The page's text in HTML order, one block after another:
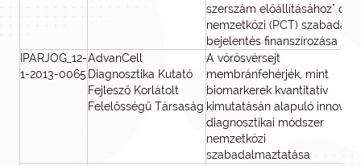
szerszám előállításához" c.
nemzetközi (PCT)
bejelentés finanszírozása
IPARJOG_12-
1-2013-0065
AdvanCell
Diagnosztika Kutató
Fejlesző Korlátolt
Felelősségű Társaság
A vörösvérsejt
membránfehérjék, mint
biomarkerek kvantitatív
kimutatásán alapuló
diagnosztikai módszer
nemzetközi
szabadalmaztatása